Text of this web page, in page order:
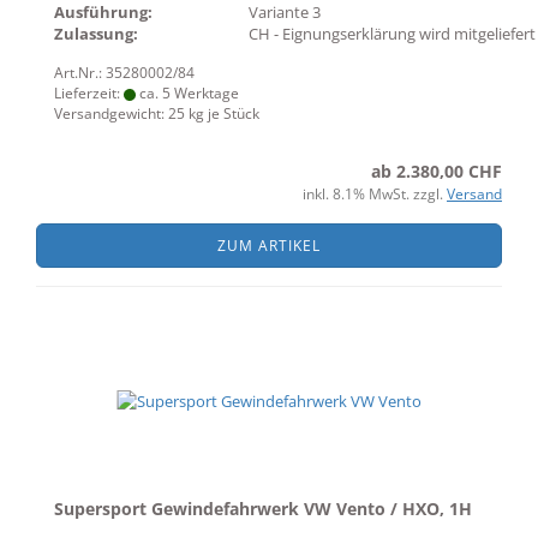
Ausführung:
Variante 3
Zulassung:
CH - Eignungserklärung wird mitgeliefert
Art.Nr.: 35280002/84
Lieferzeit:
ca. 5 Werktage
Versandgewicht:25 kg je Stück
ab 2.380,00 CHF
inkl. 8.1% MwSt. zzgl. Versand
ZUM ARTIKEL
Supersport Gewindefahrwerk VW Vento / HXO, 1H